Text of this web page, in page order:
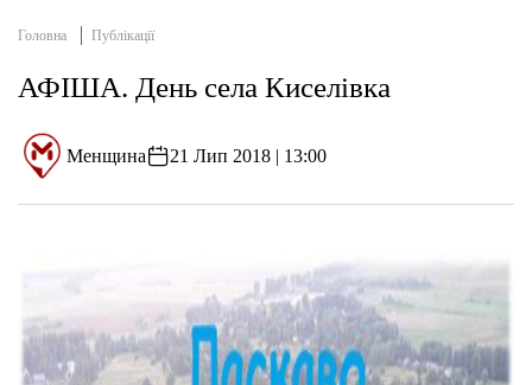
Головна Публікації
АФІША. День села Киселівка
Менщина 21 Лип 2018 | 13:00